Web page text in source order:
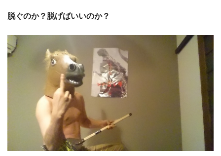
脱ぐのか？脱げばいいのか？